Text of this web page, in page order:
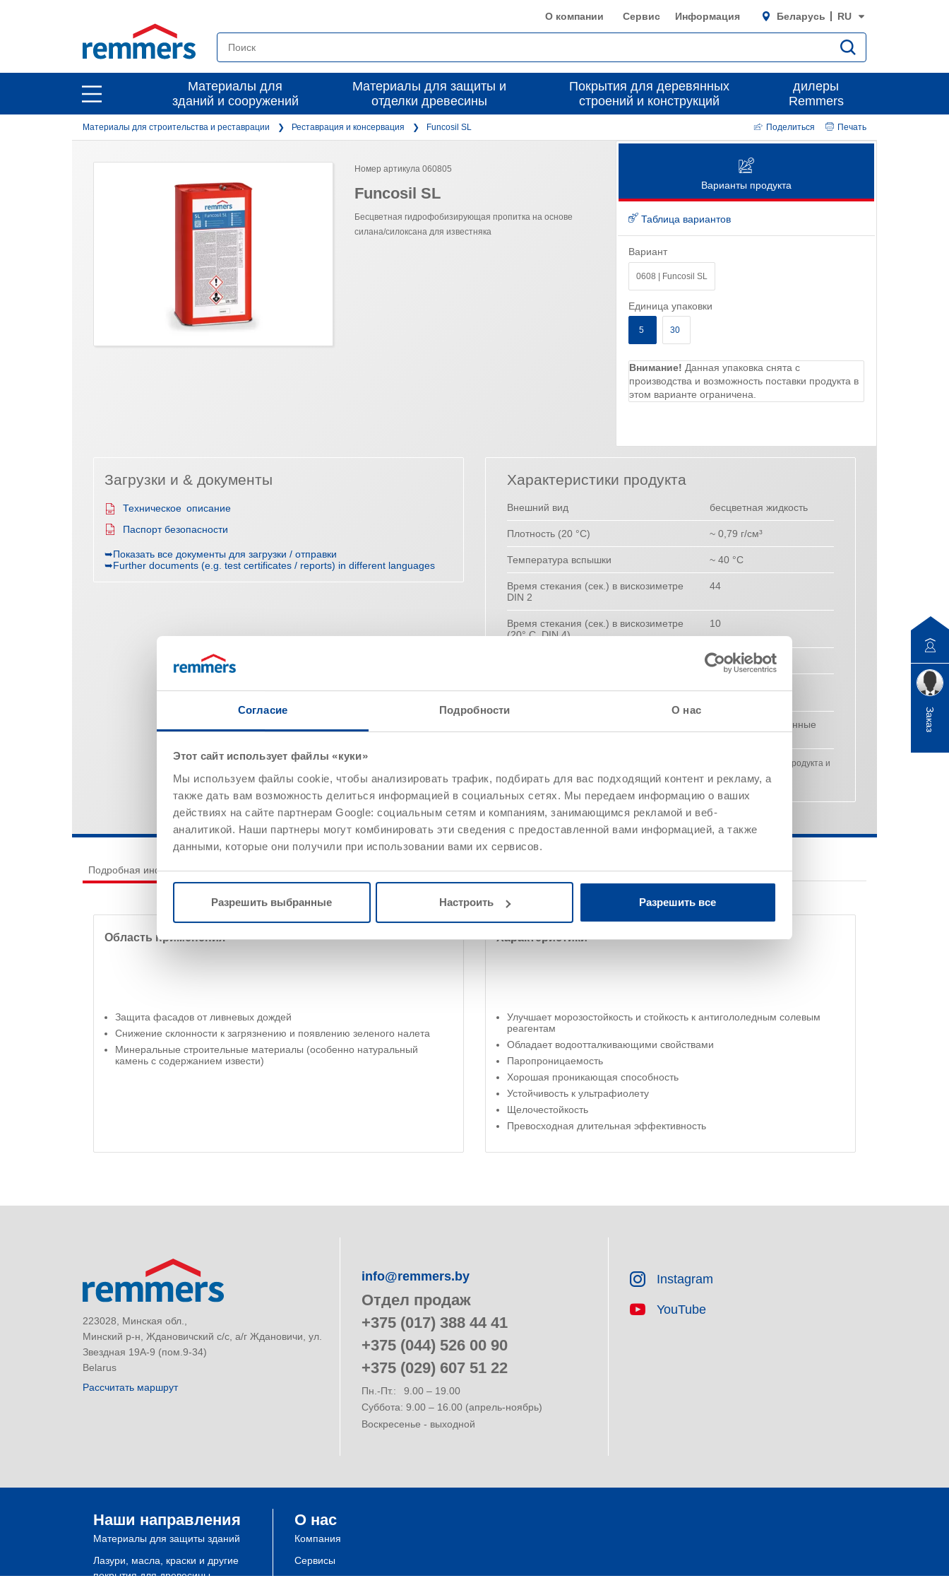
Согласие Подробности О нас
Этот сайт использует файлы «куки»
Мы используем файлы cookie, чтобы анализировать трафик, подбирать для вас подходящий контент и рекламу, а
также дать вам возможность делиться информацией в социальных сетях. Мы передаем информацию о ваших
действиях на сайте партнерам Google: социальным сетям и компаниям, занимающимся рекламой и веб-
аналитикой. Наши партнеры могут комбинировать эти сведения с предоставленной вами информацией, а также
данными, которые они получили при использовании вами их сервисов.
Разрешить выбранные Настроить Разрешить все
open
main
navigation
О компании Сервис Информация Беларусь RU
open
main
Материалы для
зданий и сооружений
Материалы для защиты и
отделки древесины
Покрытия для деревянных
строений и конструкций
дилеры
Remmers
Материалы для строительства и реставрации Реставрация и консервация Funcosil SL Поделиться Печать
Номер артикула 060805
Funcosil SL
Бесцветная гидрофобизирующая пропитка на основе
силана/силоксана для известняка
Варианты продукта
Таблица вариантов
Вариант
0608 | Funcosil SL
Единица упаковки
5 30
Внимание! Данная упаковка снята с
производства и возможность поставки продукта в
этом варианте ограничена.
Загрузки и & документы
Техническое описание
Паспорт безопасности
➥Показать все документы для загрузки / отправки
➥Further documents (e.g. test certificates / reports) in different languages
Характеристики продукта
Внешний вид бесцветная жидкость
Плотность (20 °C) ~ 0,79 г/см³
Температура вспышки ~ 40 °C
Время стекания (сек.) в вискозиметре
DIN 2
44
Время стекания (сек.) в вискозиметре
(20° C, DIN 4)
10
силан/силоксан
деароматизированные
углеводороды
Указанные значения представляют собой типичные характеристики продукта и
не могут рассматриваться как обязательные спецификации продукта.
Подробная информация о продукте Нанесение Расход / примеры применения Указания
Область применения
Защита фасадов от ливневых дождей
Снижение склонности к загрязнению и появлению зеленого налета
Минеральные строительные материалы (особенно натуральный
камень с содержанием извести)
Характеристики
Улучшает морозостойкость и стойкость к антигололедным солевым
реагентам
Обладает водоотталкивающими свойствами
Паропроницаемость
Хорошая проникающая способность
Устойчивость к ультрафиолету
Щелочестойкость
Превосходная длительная эффективность
223028, Минская обл.,
Минский р-н, Ждановичский с/с, а/г Ждановичи, ул.
Звездная 19А-9 (пом.9-34)
Belarus
Рассчитать маршрут
info@remmers.by
Отдел продаж
+375 (017) 388 44 41
+375 (044) 526 00 90
+375 (029) 607 51 22
Пн.-Пт.:
9.00 – 19.00
Суббота: 9.00 – 16.00 (апрель-ноябрь)
Воскресенье - выходной
Instagram
YouTube
Наши направления
Материалы для защиты зданий
Лазури, масла, краски и другие
покрытия для древесины
О нас
Компания
Сервисы
Заказ